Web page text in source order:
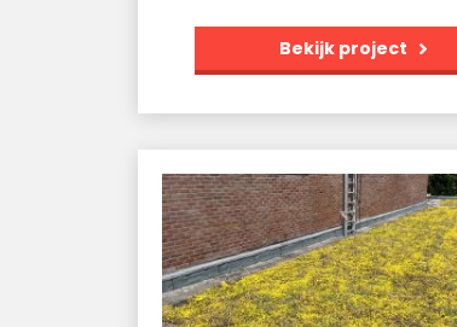
Bekijk project